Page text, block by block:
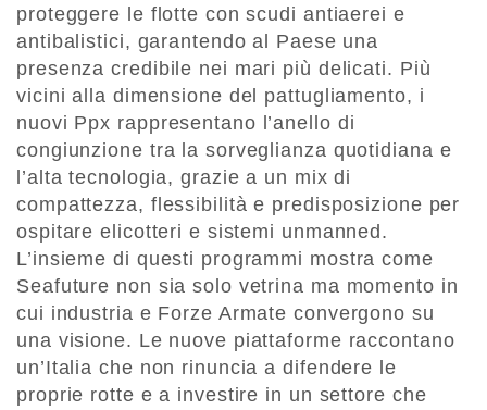
proteggere le flotte con scudi antiaerei e
antibalistici, garantendo al Paese una
presenza credibile nei mari più delicati. Più
vicini alla dimensione del pattugliamento, i
nuovi Ppx rappresentano l’anello di
congiunzione tra la sorveglianza quotidiana e
l’alta tecnologia, grazie a un mix di
compattezza, flessibilità e predisposizione per
ospitare elicotteri e sistemi unmanned.
L’insieme di questi programmi mostra come
Seafuture non sia solo vetrina ma momento in
cui industria e Forze Armate convergono su
una visione. Le nuove piattaforme raccontano
un’Italia che non rinuncia a difendere le
proprie rotte e a investire in un settore che